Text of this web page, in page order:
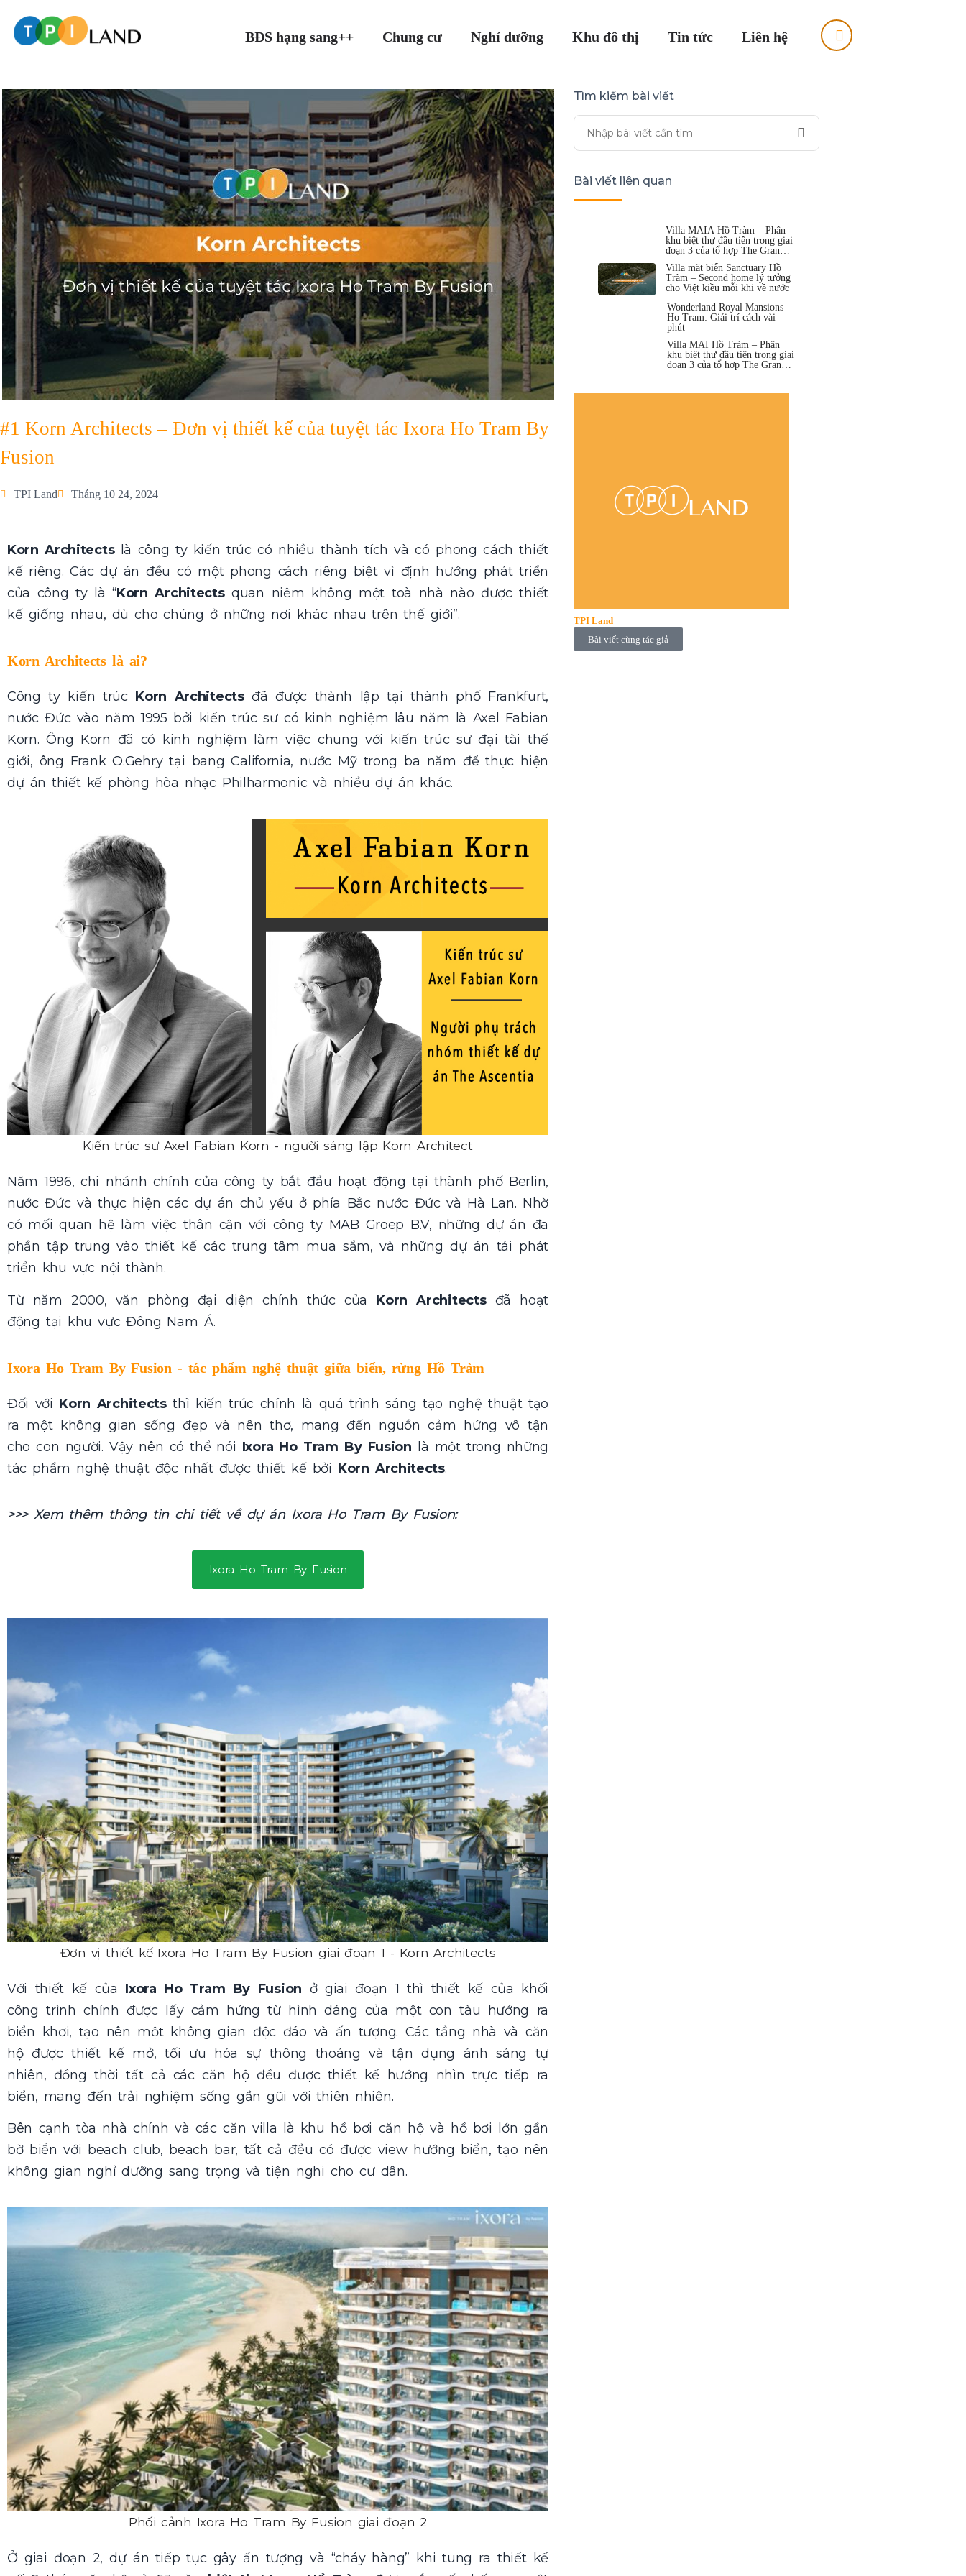
BĐS hạng sang++ Chung cư Nghỉ dưỡng Khu đô thị Tin tức Liên hệ
#1 Korn Architects – Đơn vị thiết kế của tuyệt tác Ixora Ho Tram By
Fusion
TPI Land Tháng 10 24, 2024
Korn Architectslà công ty kiến trúc có nhiều thành tích và có phong cách thiết
kế riêng. Các dự án đều có một phong cách riêng biệt vì định hướng phát triển
của công ty là “Korn Architectsquan niệm không một toà nhà nào được thiết
kế giống nhau, dù cho chúng ở những nơi khác nhau trên thế giới”.
Korn Architects là ai?
Công ty kiến trúc Korn Architectsđã được thành lập tại thành phố Frankfurt,
nước Đức vào năm 1995 bởi kiến trúc sư có kinh nghiệm lâu năm là Axel Fabian
Korn. Ông Korn đã có kinh nghiệm làm việc chung với kiến trúc sư đại tài thế
giới, ông Frank O.Gehry tại bang California, nước Mỹ trong ba năm để thực hiện
dự án thiết kế phòng hòa nhạc Philharmonic và nhiều dự án khác.
Kiến trúc sư Axel Fabian Korn - người sáng lập Korn Architect
Năm 1996, chi nhánh chính của công ty bắt đầu hoạt động tại thành phố Berlin,
nước Đức và thực hiện các dự án chủ yếu ở phía Bắc nước Đức và Hà Lan. Nhờ
có mối quan hệ làm việc thân cận với công ty MAB Groep B.V, những dự án đa
phần tập trung vào thiết kế các trung tâm mua sắm, và những dự án tái phát
triển khu vực nội thành.
Từ năm 2000, văn phòng đại diện chính thức của Korn Architectsđã hoạt
động tại khu vực Đông Nam Á.
Ixora Ho Tram By Fusion - tác phẩm nghệ thuật giữa biển, rừng Hồ Tràm
Đối với Korn Architectsthì kiến trúc chính là quá trình sáng tạo nghệ thuật tạo
ra một không gian sống đẹp và nên thơ, mang đến nguồn cảm hứng vô tận
cho con người. Vậy nên có thể nói Ixora Ho Tram By Fusion là một trong những
tác phẩm nghệ thuật độc nhất được thiết kế bởi Korn Architects.
>>> Xem thêm thông tin chi tiết về dự án Ixora Ho Tram By Fusion:
Ixora Ho Tram By Fusion
Đơn vị thiết kế Ixora Ho Tram By Fusion giai đoạn 1 - Korn Architects
Với thiết kế của Ixora Ho Tram By Fusion ở giai đoạn 1 thì thiết kế của khối
công trình chính được lấy cảm hứng từ hình dáng của một con tàu hướng ra
biển khơi, tạo nên một không gian độc đáo và ấn tượng. Các tầng nhà và căn
hộ được thiết kế mở, tối ưu hóa sự thông thoáng và tận dụng ánh sáng tự
nhiên, đồng thời tất cả các căn hộ đều được thiết kế hướng nhìn trực tiếp ra
biển, mang đến trải nghiệm sống gần gũi với thiên nhiên.
Bên cạnh tòa nhà chính và các căn villa là khu hồ bơi căn hộ và hồ bơi lớn gần
bờ biển với beach club, beach bar, tất cả đều có được view hướng biển, tạo nên
không gian nghỉ dưỡng sang trọng và tiện nghi cho cư dân.
Phối cảnh Ixora Ho Tram By Fusion giai đoạn 2
Ở giai đoạn 2, dự án tiếp tục gây ấn tượng và “cháy hàng” khi tung ra thiết kế
Tìm kiếm bài viết
Bài viết liên quan
Villa MAIA Hồ Tràm – Phân
khu biệt thự đầu tiên trong giai
đoạn 3 của tổ hợp The Grand
Villa mặt biển Sanctuary Hồ
Tràm – Second home lý tưởng
cho Việt kiều mỗi khi về nước
Wonderland Royal Mansions
Ho Tram: Giải trí cách vài
phút
Villa MAI Hồ Tràm – Phân
khu biệt thự đầu tiên trong giai
đoạn 3 của tổ hợp The Grand
TPI Land
Bài viết cùng tác giả